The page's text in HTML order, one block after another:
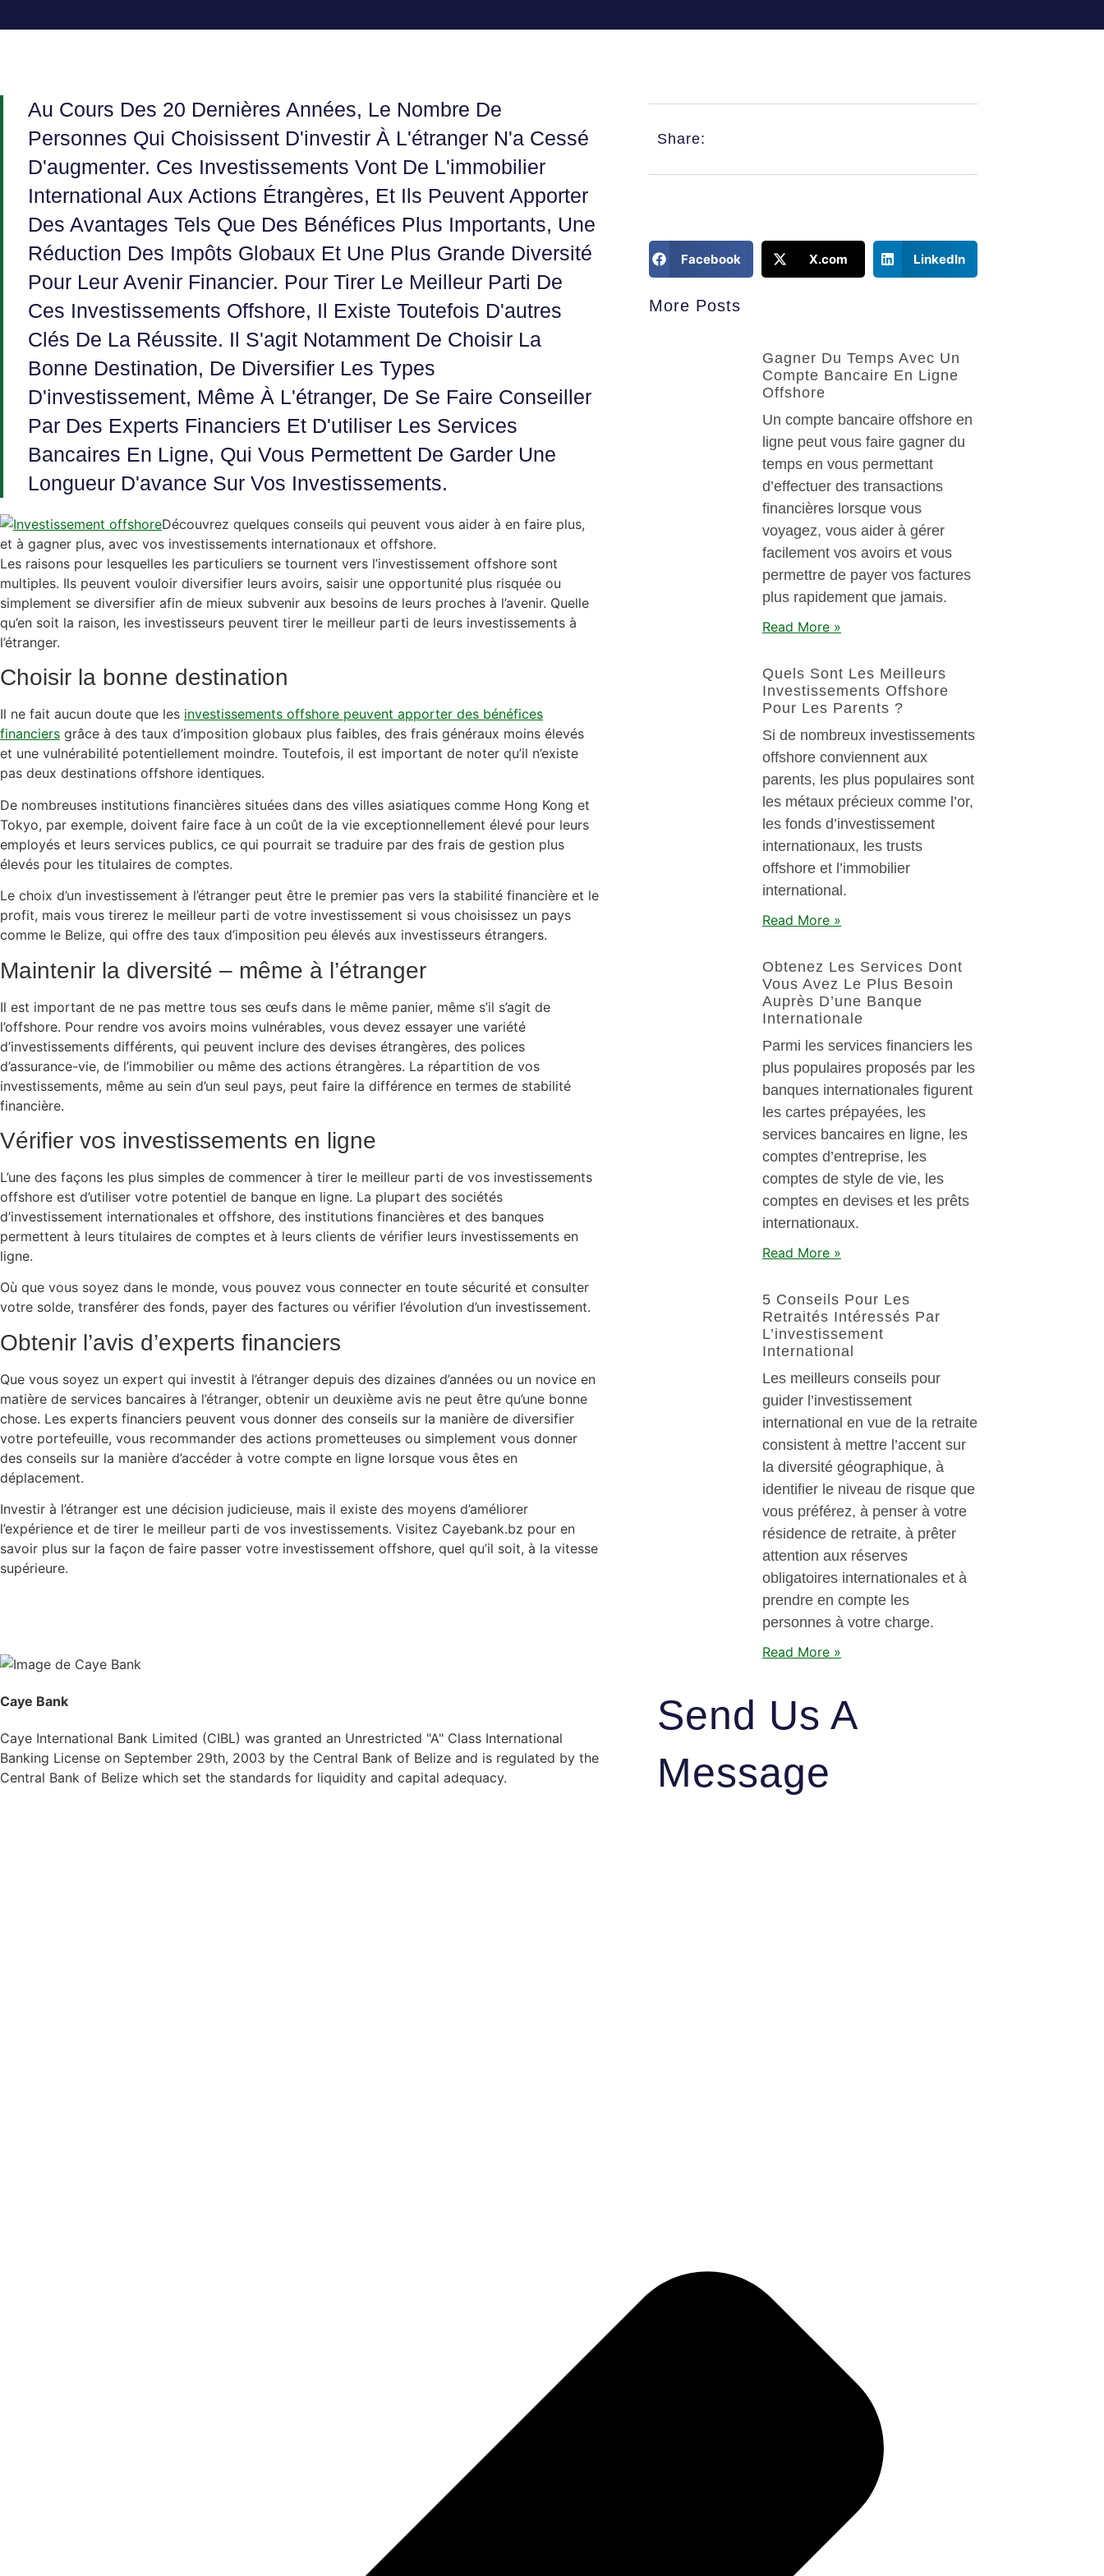
Au Cours Des 20 Dernières Années, Le Nombre De
Personnes Qui Choisissent D'investir À L'étranger N'a Cessé
D'augmenter. Ces Investissements Vont De L'immobilier
International Aux Actions Étrangères, Et Ils Peuvent Apporter
Des Avantages Tels Que Des Bénéfices Plus Importants, Une
Réduction Des Impôts Globaux Et Une Plus Grande Diversité
Pour Leur Avenir Financier. Pour Tirer Le Meilleur Parti De
Ces Investissements Offshore, Il Existe Toutefois D'autres
Clés De La Réussite. Il S'agit Notamment De Choisir La
Bonne Destination, De Diversifier Les Types
D'investissement, Même À L'étranger, De Se Faire Conseiller
Par Des Experts Financiers Et D'utiliser Les Services
Bancaires En Ligne, Qui Vous Permettent De Garder Une
Longueur D'avance Sur Vos Investissements.
Découvrez quelques conseils qui peuvent vous aider à en faire plus,
et à gagner plus, avec vos investissements internationaux et offshore.
Les raisons pour lesquelles les particuliers se tournent vers l’investissement offshore sont
multiples. Ils peuvent vouloir diversifier leurs avoirs, saisir une opportunité plus risquée ou
simplement se diversifier afin de mieux subvenir aux besoins de leurs proches à l’avenir. Quelle
qu’en soit la raison, les investisseurs peuvent tirer le meilleur parti de leurs investissements à
l’étranger.
Choisir la bonne destination
Il ne fait aucun doute que les investissements offshore peuvent apporter des bénéfices
financiers grâce à des taux d’imposition globaux plus faibles, des frais généraux moins élevés
et une vulnérabilité potentiellement moindre. Toutefois, il est important de noter qu’il n’existe
pas deux destinations offshore identiques.
De nombreuses institutions financières situées dans des villes asiatiques comme Hong Kong et
Tokyo, par exemple, doivent faire face à un coût de la vie exceptionnellement élevé pour leurs
employés et leurs services publics, ce qui pourrait se traduire par des frais de gestion plus
élevés pour les titulaires de comptes.
Le choix d’un investissement à l’étranger peut être le premier pas vers la stabilité financière et le
profit, mais vous tirerez le meilleur parti de votre investissement si vous choisissez un pays
comme le Belize, qui offre des taux d’imposition peu élevés aux investisseurs étrangers.
Maintenir la diversité – même à l’étranger
Il est important de ne pas mettre tous ses œufs dans le même panier, même s’il s’agit de
l’offshore. Pour rendre vos avoirs moins vulnérables, vous devez essayer une variété
d’investissements différents, qui peuvent inclure des devises étrangères, des polices
d’assurance-vie, de l’immobilier ou même des actions étrangères. La répartition de vos
investissements, même au sein d’un seul pays, peut faire la différence en termes de stabilité
financière.
Vérifier vos investissements en ligne
L’une des façons les plus simples de commencer à tirer le meilleur parti de vos investissements
offshore est d’utiliser votre potentiel de banque en ligne. La plupart des sociétés
d’investissement internationales et offshore, des institutions financières et des banques
permettent à leurs titulaires de comptes et à leurs clients de vérifier leurs investissements en
ligne.
Où que vous soyez dans le monde, vous pouvez vous connecter en toute sécurité et consulter
votre solde, transférer des fonds, payer des factures ou vérifier l’évolution d’un investissement.
Obtenir l’avis d’experts financiers
Que vous soyez un expert qui investit à l’étranger depuis des dizaines d’années ou un novice en
matière de services bancaires à l’étranger, obtenir un deuxième avis ne peut être qu’une bonne
chose. Les experts financiers peuvent vous donner des conseils sur la manière de diversifier
votre portefeuille, vous recommander des actions prometteuses ou simplement vous donner
des conseils sur la manière d’accéder à votre compte en ligne lorsque vous êtes en
déplacement.
Investir à l’étranger est une décision judicieuse, mais il existe des moyens d’améliorer
l’expérience et de tirer le meilleur parti de vos investissements. Visitez Cayebank.bz pour en
savoir plus sur la façon de faire passer votre investissement offshore, quel qu’il soit, à la vitesse
supérieure.
Caye Bank
Caye International Bank Limited (CIBL) was granted an Unrestricted "A" Class International
Banking License on September 29th, 2003 by the Central Bank of Belize and is regulated by the
Central Bank of Belize which set the standards for liquidity and capital adequacy.
Share:
Facebook X.com LinkedIn
More Posts
Gagner Du Temps Avec Un
Compte Bancaire En Ligne
Offshore
Un compte bancaire offshore en
ligne peut vous faire gagner du
temps en vous permettant
d’effectuer des transactions
financières lorsque vous
voyagez, vous aider à gérer
facilement vos avoirs et vous
permettre de payer vos factures
plus rapidement que jamais.
Read More »
Quels Sont Les Meilleurs
Investissements Offshore
Pour Les Parents ?
Si de nombreux investissements
offshore conviennent aux
parents, les plus populaires sont
les métaux précieux comme l’or,
les fonds d’investissement
internationaux, les trusts
offshore et l’immobilier
international.
Read More »
Obtenez Les Services Dont
Vous Avez Le Plus Besoin
Auprès D’une Banque
Internationale
Parmi les services financiers les
plus populaires proposés par les
banques internationales figurent
les cartes prépayées, les
services bancaires en ligne, les
comptes d’entreprise, les
comptes de style de vie, les
comptes en devises et les prêts
internationaux.
Read More »
5 Conseils Pour Les
Retraités Intéressés Par
L’investissement
International
Les meilleurs conseils pour
guider l’investissement
international en vue de la retraite
consistent à mettre l’accent sur
la diversité géographique, à
identifier le niveau de risque que
vous préférez, à penser à votre
résidence de retraite, à prêter
attention aux réserves
obligatoires internationales et à
prendre en compte les
personnes à votre charge.
Read More »
Send Us A
Message